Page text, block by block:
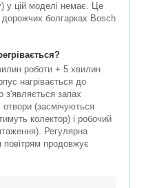
у цій моделі немає. Це
болгарках Bosch
роботи + 5 хвилин
нагрівається до
з'являється запах
отвори (засмічуються
колектор) і робочий
Регулярна
повітрям продовжує